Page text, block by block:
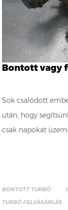
Bontott vagy
Sok csalódott
után, hogy
csak napokat
BONTOTT TURBÓ
TURBÓ FELVÁSÁRLÁS